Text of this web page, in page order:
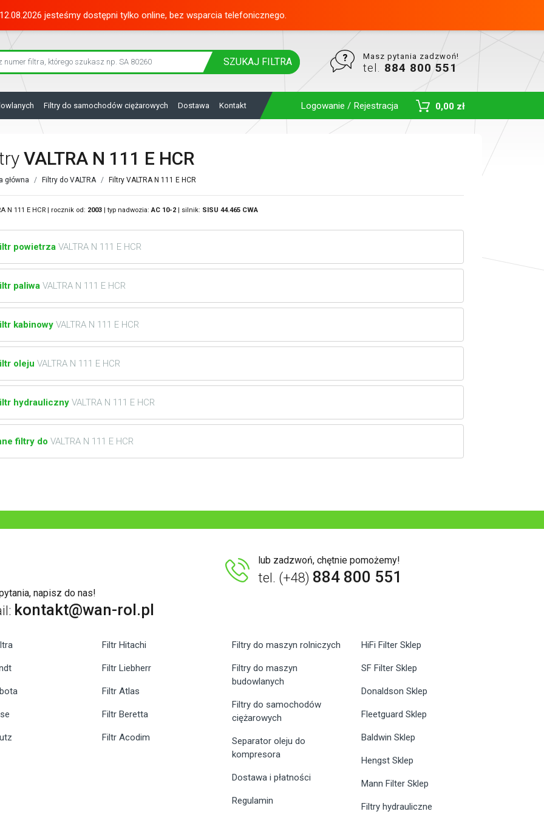
jesteśmy dostępni tylko online, bez wsparcia telefonicznego.
SZUKAJ FILTRA Masz pytania zadzwoń!
tel. 884 800 551
Filtry do samochodów ciężarowych Dostawa Kontakt Logowanie / Rejestracja 0,00 zł
Toggle Dropdown
VALTRA N 111 E HCR
główna Filtry do VALTRA Filtry VALTRA N 111 E HCR
N 111 E HCR | rocznik od: 2003 | typ nadwozia:AC 10-2 | silnik: SISU 44.465 CWA
powietrza VALTRA N 111 E HCR
paliwa VALTRA N 111 E HCR
kabinowy VALTRA N 111 E HCR
oleju VALTRA N 111 E HCR
hydrauliczny VALTRA N 111 E HCR
filtry do VALTRA N 111 E HCR
napisz do nas!
kontakt@wan-rol.pl
lub zadzwoń, chętnie pomożemy!
tel. (+48) 884 800 551
Filtr Hitachi
Filtr Liebherr
Filtr Atlas
Filtr Beretta
Filtr Acodim
Filtry do maszyn rolniczych
Filtry do maszyn
budowlanych
Filtry do samochodów
ciężarowych
Separator oleju do
kompresora
Dostawa i płatności
Regulamin
HiFi Filter Sklep
SF Filter Sklep
Donaldson Sklep
Fleetguard Sklep
Baldwin Sklep
Hengst Sklep
Mann Filter Sklep
Filtry hydrauliczne